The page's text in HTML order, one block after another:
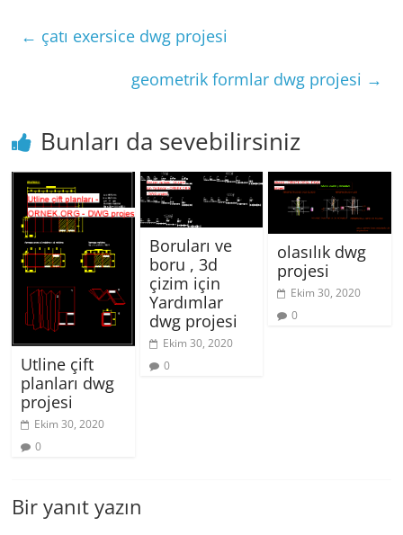
← çatı exersice dwg projesi
geometrik formlar dwg projesi →
Bunları da sevebilirsiniz
Utline çift
planları dwg
projesi
Ekim 30, 2020
0
Boruları ve
boru , 3d
çizim için
Yardımlar
dwg projesi
Ekim 30, 2020
0
olasılık dwg
projesi
Ekim 30, 2020
0
Bir yanıt yazın